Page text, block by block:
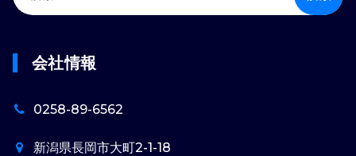
会社情報
0258-89-6562
新潟県長岡市大町2-1-18